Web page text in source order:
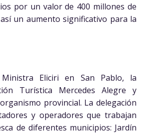
por un valor de 400 millones de
un aumento significativo para la
Eliciri en San Pablo, la
Turística Mercedes Alegre y
provincial. La delegación
y operadores que trabajan
de diferentes municipios: Jardín